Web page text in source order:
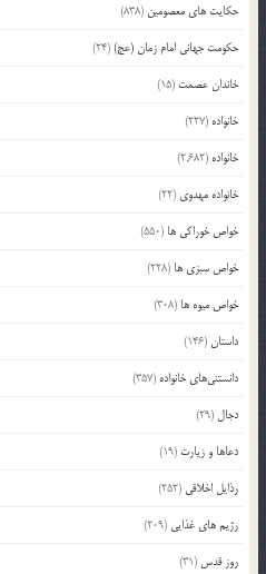
حکایت های معصومین (838)
حکومت جهانی امام زمان (عج)(24)
خاندان عصمت (15)
خانواده (227)
خانواده (2,682)
خانواده مهدوی (22)
خواص خوراکی ها (550)
خواص سبزی ها (228)
خواص میوه ها (308)
داستان(146)
دانستنی‌های خانواده (357)
دجال (29)
دعاها و زیارت (19)
رذایل اخلاقی (252)
رژیم های غذایی (209)
روز قدس (31)